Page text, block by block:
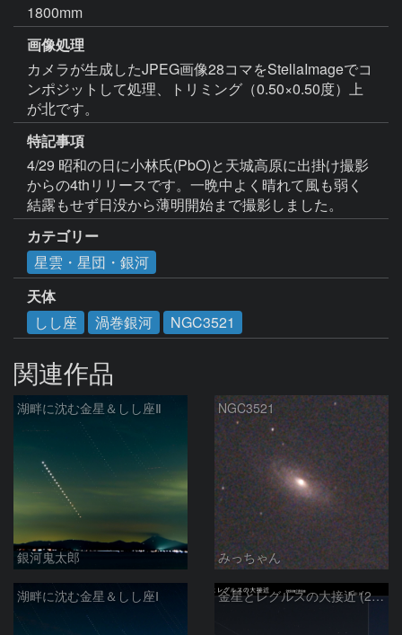
1800mm
画像処理
カメラが生成したJPEG画像28コマをStellaImageでコ
ンポジットして処理、トリミング（0.50×0.50度）上
が北です。
特記事項
4/29 昭和の日に小林氏(PbO)と天城高原に出掛け撮影
からの4thリリースです。一晩中よく晴れて風も弱く
結露もせず日没から薄明開始まで撮影しました。
カテゴリー
星雲・星団・銀河
天体
しし座
渦巻銀河 NGC3521
関連作品
湖畔に沈む金星＆しし座Ⅱ
銀河鬼太郎
NGC3521
みっちゃん
湖畔に沈む金星＆しし座Ⅰ 金星とレグルスの大接近 (2026/07/09)